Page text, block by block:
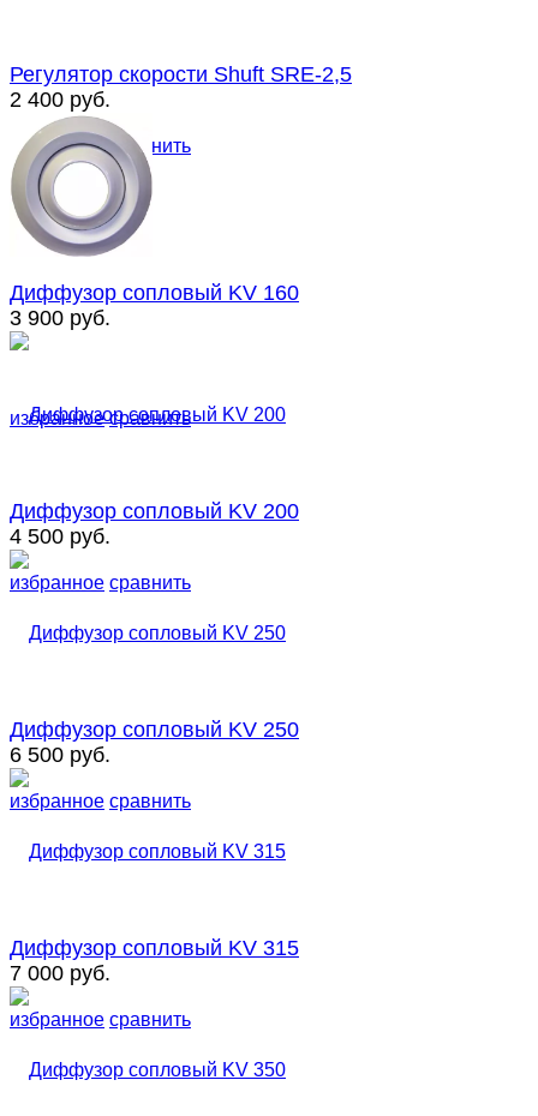
избранное сравнить
Регулятор скорости Shuft SRE-2,5
2 400 руб.
избранное сравнить
Диффузор сопловый KV 160
3 900 руб.
избранное сравнить
Диффузор сопловый KV 200
4 500 руб.
избранное сравнить
Диффузор сопловый KV 250
6 500 руб.
избранное сравнить
Диффузор сопловый KV 315
7 000 руб.